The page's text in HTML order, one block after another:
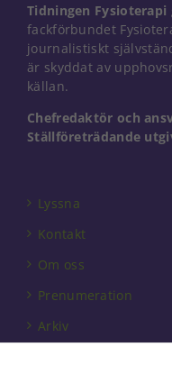
Tidningen Fysioterapi
fackförbundet
journalistiskt
är skyddat av
källan.
Chefredaktör och
Ställföreträdande
Lyssna
Kontakt
Om oss
Prenumeration
Arkiv